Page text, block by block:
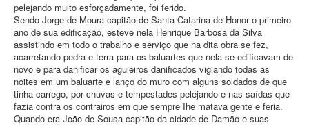
pelejando muito esforçadamente, foi ferido.
Sendo Jorge de Moura capitão de Santa Catarina de Honor o primeiro
ano de sua edificação, esteve nela Henrique Barbosa da Silva
assistindo em todo o trabalho e serviço que na dita obra se fez,
acarretando pedra e terra para os baluartes que nela se edificavam de
novo e para danificar os aguieiros danificados vigiando todas as
noites em um baluarte e lanço do muro com alguns soldados de que
tinha carrego, por chuvas e tempestades pelejando e nas saídas que
fazia contra os contrairos em que sempre Ihe matava gente e feria.
Quando era João de Sousa capitão da cidade de Damão e suas